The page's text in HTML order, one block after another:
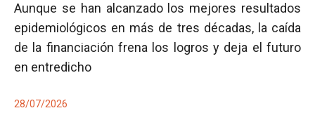
Aunque se han alcanzado los mejores resultados
epidemiológicos en más de tres décadas, la caída
de la financiación frena los logros y deja el futuro
en entredicho
28/07/2026